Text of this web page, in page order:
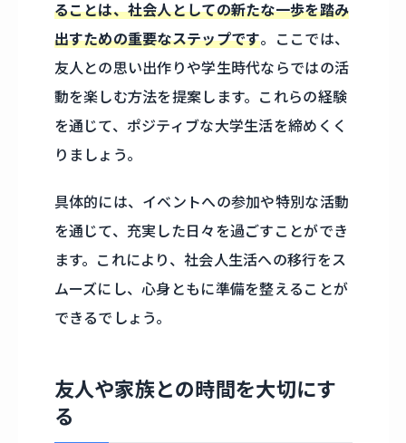
ることは、社会人としての新たな一歩を踏み
出すための重要なステップです。ここでは、
友人との思い出作りや学生時代ならではの活
動を楽しむ方法を提案します。これらの経験
を通じて、ポジティブな大学生活を締めくく
りましょう。
具体的には、イベントへの参加や特別な活動
を通じて、充実した日々を過ごすことができ
ます。これにより、社会人生活への移行をス
ムーズにし、心身ともに準備を整えることが
できるでしょう。
友人や家族との時間を大切にす
る